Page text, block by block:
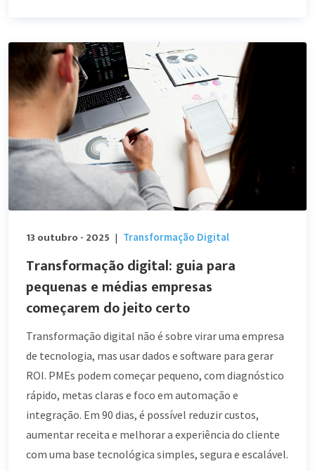
13 outubro - 2025 | Transformação Digital
Transformação digital: guia para
pequenas e médias empresas
começarem do jeito certo
Transformação digital não é sobre virar uma empresa
de tecnologia, mas usar dados e software para gerar
ROI. PMEs podem começar pequeno, com diagnóstico
rápido, metas claras e foco em automação e
integração. Em 90 dias, é possível reduzir custos,
aumentar receita e melhorar a experiência do cliente
com uma base tecnológica simples, segura e escalável.